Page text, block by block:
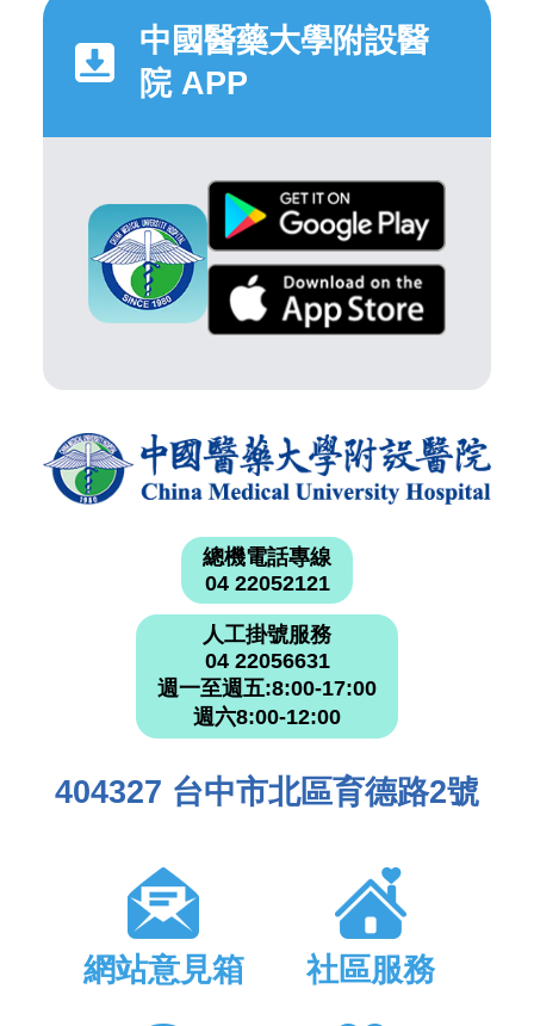
中國醫藥大學附設醫
院 APP
總機電話專線
04 22052121
人工掛號服務
04 22056631
週一至週五:8:00-17:00
週六8:00-12:00
404327 台中市北區育德路2號
網站意見箱 社區服務